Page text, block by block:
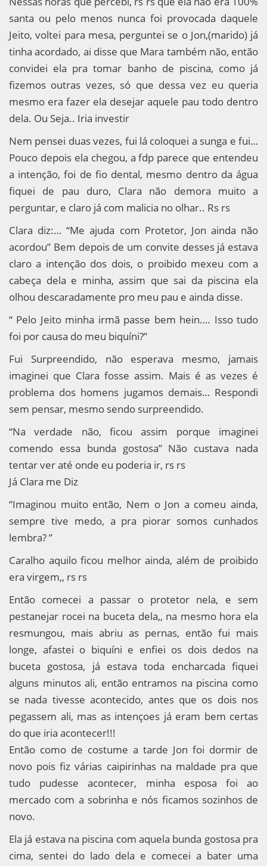
santa ou pelo menos nunca foi provocada daquele
Jeito, voltei para mesa, perguntei se o Jon,(marido) já
tinha acordado, ai disse que Mara também não, então
convidei ela pra tomar banho de piscina, como já
fizemos outras vezes, só que dessa vez eu queria
mesmo era fazer ela desejar aquele pau todo dentro
dela. Ou Seja.. Iria investir
Nem pensei duas vezes, fui lá coloquei a sunga e fui…
Pouco depois ela chegou, a fdp parece que entendeu
a intenção, foi de fio dental, mesmo dentro da água
fiquei de pau duro, Clara não demora muito a
perguntar, e claro já com malicia no olhar.. Rs rs
Clara diz:… “Me ajuda com Protetor, Jon ainda não
acordou” Bem depois de um convite desses já estava
claro a intenção dos dois, o proibido mexeu com a
cabeça dela e minha, assim que sai da piscina ela
olhou descaradamente pro meu pau e ainda disse.
“ Pelo Jeito minha irmã passe bem hein…. Isso tudo
foi por causa do meu biquíni?”
Fui Surpreendido, não esperava mesmo, jamais
imaginei que Clara fosse assim. Mais é as vezes é
problema dos homens jugamos demais… Respondi
sem pensar, mesmo sendo surpreendido.
“Na verdade não, ficou assim porque imaginei
comendo essa bunda gostosa” Não custava nada
tentar ver até onde eu poderia ir, rs rs
Já Clara me Diz
“Imaginou muito então, Nem o Jon a comeu ainda,
sempre tive medo, a pra piorar somos cunhados
lembra? ”
Caralho aquilo ficou melhor ainda, além de proibido
era virgem,, rs rs
Então comecei a passar o protetor nela, e sem
pestanejar rocei na buceta dela,, na mesmo hora ela
resmungou, mais abriu as pernas, então fui mais
longe, afastei o biquíni e enfiei os dois dedos na
buceta gostosa, já estava toda encharcada fiquei
alguns minutos ali, então entramos na piscina como
se nada tivesse acontecido, antes que os dois nos
pegassem ali, mas as intençoes já eram bem certas
do que iria acontecer!!!
Então como de costume a tarde Jon foi dormir de
novo pois fiz várias caipirinhas na maldade pra que
tudo pudesse acontecer, minha esposa foi ao
mercado com a sobrinha e nós ficamos sozinhos de
novo.
Ela já estava na piscina com aquela bunda gostosa pra
cima, sentei do lado dela e comecei a bater uma